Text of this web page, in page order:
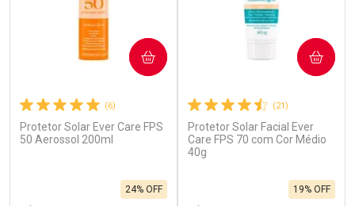
(6)
Protetor Solar Ever Care FPS
50 Aerossol 200ml
24% OFF
COMPRAR
(21)
Protetor Solar Facial Ever
Care FPS 70 com Cor Médio
40g
19% OFF
COMPRAR